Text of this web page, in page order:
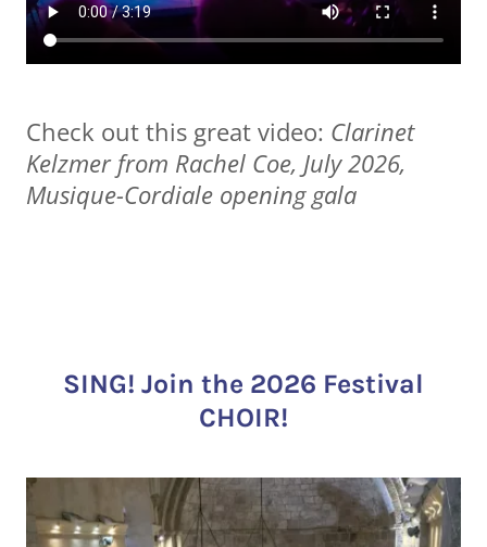
Check out this great video: Clarinet
Kelzmer from Rachel Coe, July 2026,
Musique-Cordiale opening gala
SING! Join the 2026 Festival
CHOIR!